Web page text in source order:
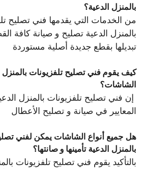
بالمنزل الدعية؟
من الخدمات التي يقدمها فني تصليح
بالمنزل الدعية تصليح و صيانة كافة
تبديلها بقطع جديدة أصلية مستوردة
كيف يقوم فني تصليح تلفزيونات بالمنزل
الشاشات؟
إن فني تصليح تلفزيونات بالمنزل
المعايير في صيانة و تصليح الأعطال
هل جميع أنواع الشاشات يمكن لفني
بالمنزل الدعية تأمينها و صانتها؟
بالتأكيد يقوم فني تصليح تلفزيونات